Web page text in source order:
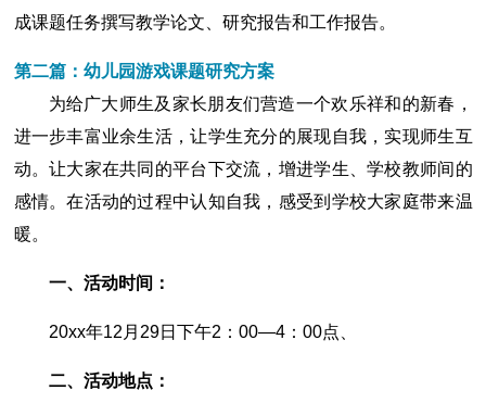
成课题任务撰写教学论文、研究报告和工作报告。
第二篇：幼儿园游戏课题研究方案
为给广大师生及家长朋友们营造一个欢乐祥和的新春，
进一步丰富业余生活，让学生充分的展现自我，实现师生互
动。让大家在共同的平台下交流，增进学生、学校教师间的
感情。在活动的过程中认知自我，感受到学校大家庭带来温
暖。
一、活动时间：
20xx年12月29日下午2：00―4：00点、
二、活动地点：